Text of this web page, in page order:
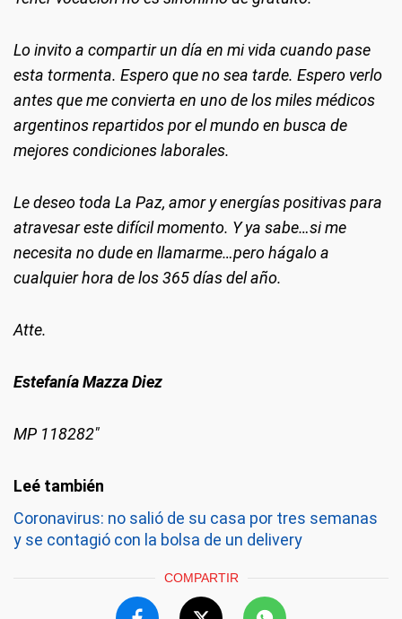
Lo invito a compartir un día en mi vida cuando pase
esta tormenta. Espero que no sea tarde. Espero verlo
antes que me convierta en uno de los miles médicos
argentinos repartidos por el mundo en busca de
mejores condiciones laborales.
Le deseo toda La Paz, amor y energías positivas para
atravesar este difícil momento. Y ya sabe…si me
necesita no dude en llamarme…pero hágalo a
cualquier hora de los 365 días del año.
Atte.
Estefanía Mazza Diez
MP 118282″
Coronavirus: no salió de su casa por tres semanas
y se contagió con la bolsa de un delivery
COMPARTIR